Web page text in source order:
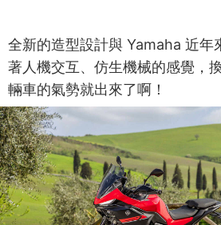
全新的造型設計與 Yamaha 近年
著人機交互、仿生機械的感覺，
輛車的氣勢就出來了啊！